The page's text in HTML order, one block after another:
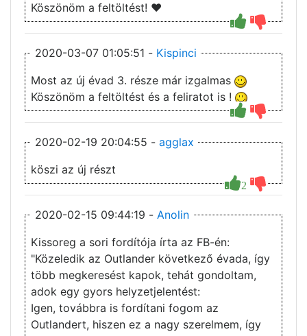
Köszönöm a feltöltést! ♥
2020-03-07 01:05:51 - Kispinci
Most az új évad 3. része már izgalmas
Köszönöm a feltöltést és a feliratot is !
2020-02-19 20:04:55 - agglax
2
köszi az új részt
2020-02-15 09:44:19 - Anolin
Kissoreg a sori fordítója írta az FB-én:
"Közeledik az Outlander következő évada, így
több megkeresést kapok, tehát gondoltam,
adok egy gyors helyzetjelentést:
Igen, továbbra is fordítani fogom az
Outlandert, hiszen ez a nagy szerelmem, így